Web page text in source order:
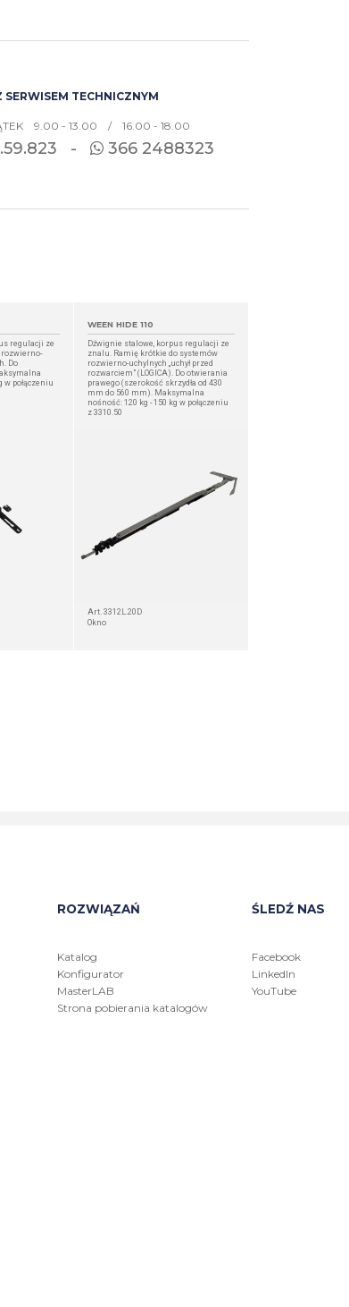
SERWISEM TECHNICZNYM
9.00 - 13.00 / 16.00 - 18.00
- 366 2488323
regulacji ze
rozwierno-
Do
w połączeniu
WEEN HIDE 110
Dźwignie stalowe, korpus regulacji ze
znalu. Ramię krótkie do systemów
rozwierno-uchylnych „uchył przed
rozwarciem” (LOGICA). Do otwierania
prawego (szerokość skrzydła od 430
mm do 560 mm). Maksymalna
nośność: 120 kg - 150 kg w połączeniu
z 3310.50
Art. 3312L.20D
Okno
ROZWIĄZAŃ
Katalog
Konfigurator
MasterLAB
Strona pobierania katalogów
ŚLEDŹ NAS
Facebook
LinkedIn
YouTube